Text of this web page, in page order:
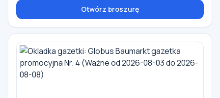
Otwórz broszurę